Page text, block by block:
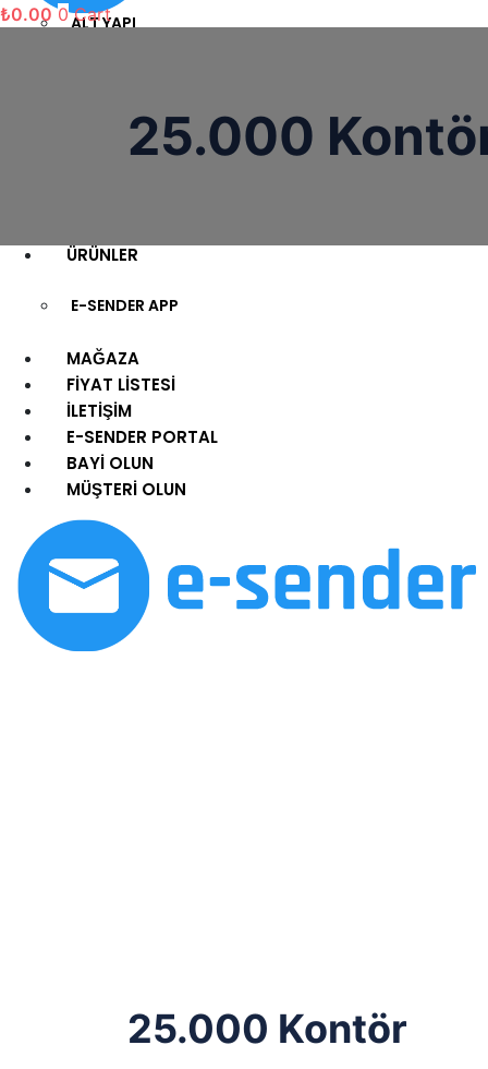
ALT YAPI
BANKA BİLGİLERİMİZ
KVKK BİLGİLENDİRME METNİ
ÜRÜNLER
E-SENDER APP
MAĞAZA
FİYAT LİSTESİ
İLETİŞİM
E-SENDER PORTAL
BAYİ OLUN
MÜŞTERİ OLUN
₺0.00 0 Cart
25.000
25.000 Kontör